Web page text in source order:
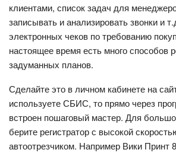
клиентами, список задач для
записывать и анализировать звонки и
электронных чеков по требованию
настоящее время есть много способов
задуманных планов.
Сделайте это в личном кабинете на
используете СБИС, то прямо через
встроен пошаговый мастер. Для
берите регистратор с высокой
автоотрезчиком. Например Вики